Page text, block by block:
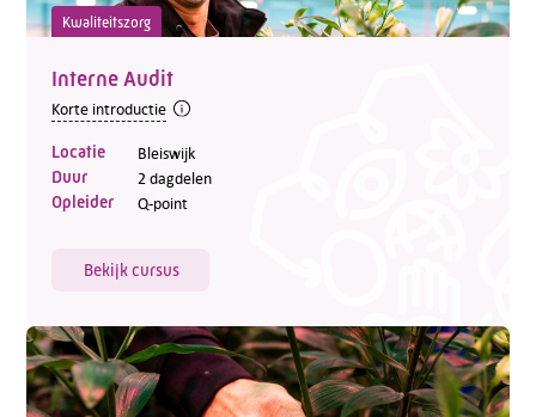
Kwaliteitszorg
Interne Audit
Korte introductie
Locatie Bleiswijk
Duur 2 dagdelen
Opleider Q-point
Bekijk cursus